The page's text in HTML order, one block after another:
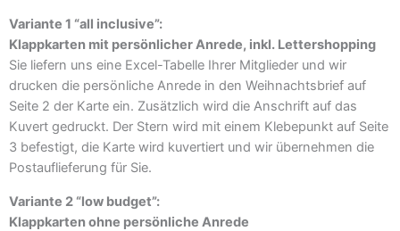
Variante 1 “all inclusive”:
Klappkarten mit persönlicher Anrede, inkl. Lettershopping
Sie liefern uns eine Excel-Tabelle Ihrer Mitglieder und wir
drucken die persönliche Anrede in den Weihnachtsbrief auf
Seite 2 der Karte ein. Zusätzlich wird die Anschrift auf das
Kuvert gedruckt. Der Stern wird mit einem Klebepunkt auf Seite
3 befestigt, die Karte wird kuvertiert und wir übernehmen die
Postauflieferung für Sie.
Variante 2 “low budget”:
Klappkarten ohne persönliche Anrede